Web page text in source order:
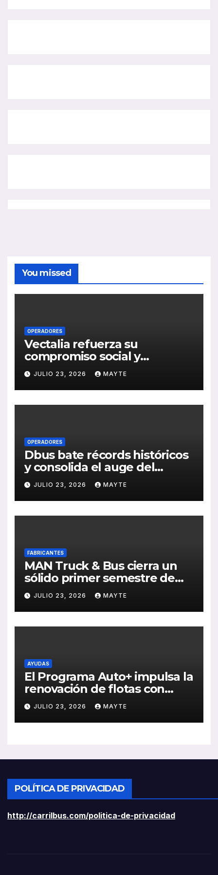
You missed
OPERADORES
Vectalia refuerza su
compromiso social y
medioambiental con la
publicación de su Memoria
de RSC 2025
JULIO 23, 2026 MAYTE
OPERADORES
Dbus bate récords históricos
y consolida el auge del
transporte público en San
Sebastián
JULIO 23, 2026 MAYTE
FABRICANTES
MAN Truck & Bus cierra un
sólido primer semestre de
2026 con crecimiento en
ventas, pedidos y
rentabilidad
JULIO 23, 2026 MAYTE
AYUDAS
El Programa Auto+ impulsa la
renovación de flotas con
ayudas a vehículos eléctricos
ligeros
JULIO 23, 2026 MAYTE
POLÍTICA DE PRIVACIDAD
http://carrilbus.com/politica-de-privacidad